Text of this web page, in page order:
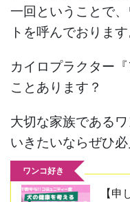
一回ということで
トを呼んでおります
カイロプラクター
ことあります？
大切な家族である
いきたいならぜひ必
ワンコ好き
【